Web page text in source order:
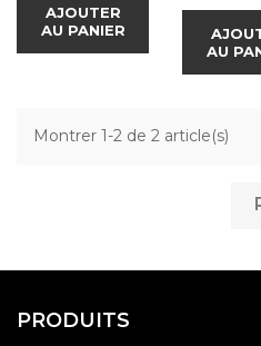
AJOUTER
AU PANIER
AU
Montrer 1-2 de 2 article(s)
PRODUITS